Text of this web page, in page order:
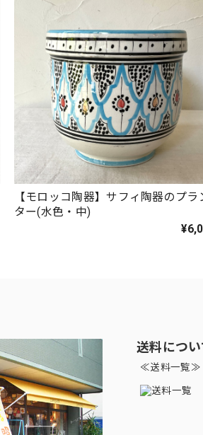
【モロッコ陶器】サフィ陶器のプラ
ター(水色・中)
送料につい
≪送料一覧≫